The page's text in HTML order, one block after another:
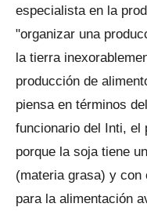
especialista en la
"organizar una
la tierra
producción de
piensa en términos
funcionario del Inti, el
porque la soja tiene
(materia grasa) y con
para la alimentación